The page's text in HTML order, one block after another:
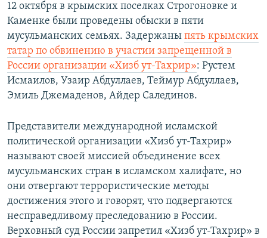
12 октября в крымских поселках Строгоновке и
Каменке были проведены обыски в пяти
мусульманских семьях. Задержаны пять крымских
татар по обвинению в участии запрещенной в
России организации «Хизб ут-Тахрир»: Рустем
Исмаилов, Узаир Абдуллаев, Теймур Абдуллаев,
Эмиль Джемаденов, Айдер Салединов.
Представители международной исламской
политической организации «Хизб ут-Тахрир»
называют своей миссией объединение всех
мусульманских стран в исламском халифате, но
они отвергают террористические методы
достижения этого и говорят, что подвергаются
несправедливому преследованию в России.
Верховный суд России запретил «Хизб ут-Тахрир» в